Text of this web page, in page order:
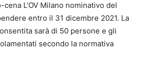
L’OV Milano nominativo del
entro il 31 dicembre 2021. La
sarà di 50 persone e gli
secondo la normativa